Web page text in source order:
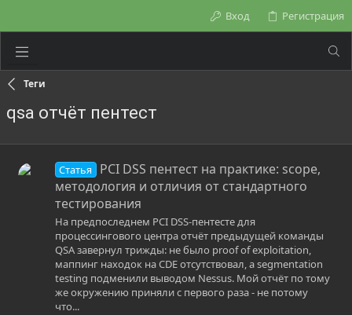
Вход Регистрация
Теги
qsa отчёт пентест
Статья
PCI DSS пентест на практике: scope,
методология и отличия от стандартного
тестирования
На предпоследнем PCI DSS-пентесте для
процессингового центра отчёт предыдущей команды
QSA завернул трижды: не было proof of exploitation,
маппинг находок на CDE отсутствовал, а segmentation
testing подменили выводом Nessus. Мой отчёт по тому
же окружению приняли с первого раза - не потому
что...